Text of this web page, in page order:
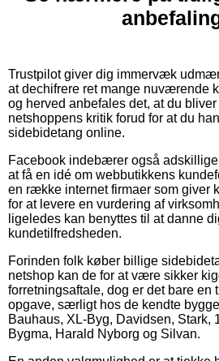
Trustpilot giver dig immervæk
at dechifrere ret mange nuværende
og herved anbefales det, at du
netshoppens kritik forud for at du
sidebidetang online.
Facebook indebærer også
at få en idé om webbutikkens
en række internet firmaer som giver
for at levere en vurdering af
ligeledes kan benyttes til at danne
kundetilfredsheden.
Forinden folk køber billige
netshop kan de for at være sikker
forretningsaftale, dog er det bare
opgave, særligt hos de kendte
Bauhaus, XL-Byg, Davidsen, Stark,
Bygma, Harald Nyborg og Silvan.